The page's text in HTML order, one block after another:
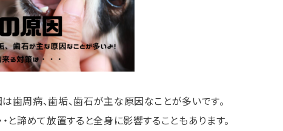
歯周病、歯垢、歯石が主な原因なことが多いです。
・と諦めて放置すると全身に影響することもあります。